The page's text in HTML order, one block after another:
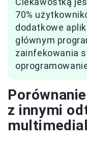
70%
dodatkowe
głównym
zainfekowania
z innymi